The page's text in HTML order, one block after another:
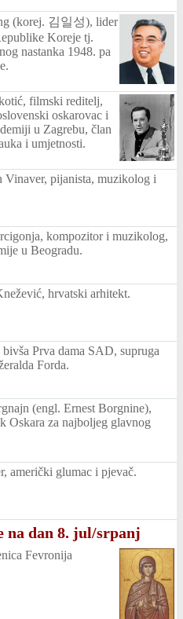
(korej. 김일성), lider
Koreje tj.
nastanka 1948. pa
filmski reditelj,
oskarovac i
u Zagrebu, član
i umjetnosti.
Vinaver, pijanista, muzikolog i
kompozitor i muzikolog,
u Beogradu.
hrvatski arhitekt.
Prva dama SAD, supruga
Forda.
(engl. Ernest Borgnine),
Oskara za najboljeg glavnog
američki glumac i pjevač.
na dan 8. jul/srpanj
Fevronija